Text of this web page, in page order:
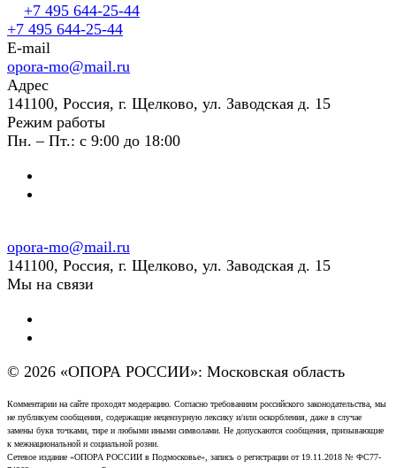
+7 495 644-25-44
+7 495 644-25-44
E-mail
opora-mo@mail.ru
Адрес
141100, Россия, г. Щелково, ул. Заводская д. 15
Режим работы
Пн. – Пт.: с 9:00 до 18:00
opora-mo@mail.ru
141100, Россия, г. Щелково, ул. Заводская д. 15
Мы на связи
© 2026 «ОПОРА РОССИИ»: Московская область
Комментарии на сайте проходят модерацию. Согласно требованиям российского законодательства, мы
не публикуем сообщения, содержащие нецензурную лексику и/или оскорбления, даже в случае
замены букв точками, тире и любыми иными символами. Не допускаются сообщения, призывающие
к межнациональной и социальной розни.
Сетевое издание «ОПОРА РОССИИ в Подмосковье», запись о регистрации от 19.11.2018 № ФС77-